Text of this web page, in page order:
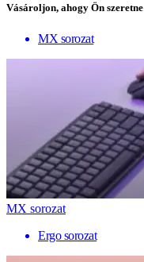
Vásároljon, ahogy Ön szeretne
MX sorozat
MX sorozat
Ergo sorozat